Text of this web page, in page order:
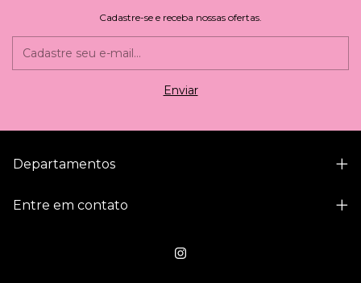
Cadastre-se e receba nossas ofertas.
Departamentos
Entre em contato